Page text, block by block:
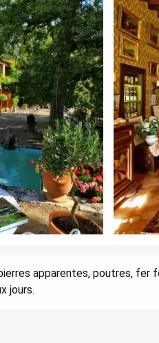
apparentes, poutres, fer
jours.